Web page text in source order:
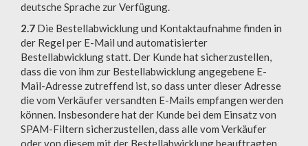
deutsche Sprache zur Verfügung.
2.7 Die Bestellabwicklung und Kontaktaufnahme finden in
der Regel per E-Mail und automatisierter
Bestellabwicklung statt. Der Kunde hat sicherzustellen,
dass die von ihm zur Bestellabwicklung angegebene E-
Mail-Adresse zutreffend ist, so dass unter dieser Adresse
die vom Verkäufer versandten E-Mails empfangen werden
können. Insbesondere hat der Kunde bei dem Einsatz von
SPAM-Filtern sicherzustellen, dass alle vom Verkäufer
oder von diesem mit der Bestellabwicklung beauftragten